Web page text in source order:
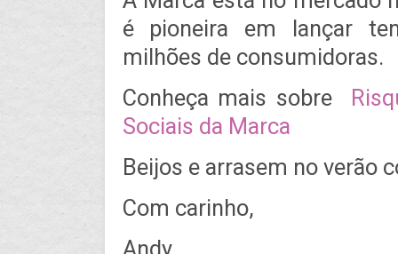
é pioneira em lançar
milhões de consumidoras.
Conheça mais sobre
Sociais da Marca
Beijos e arrasem no verão
Com carinho,